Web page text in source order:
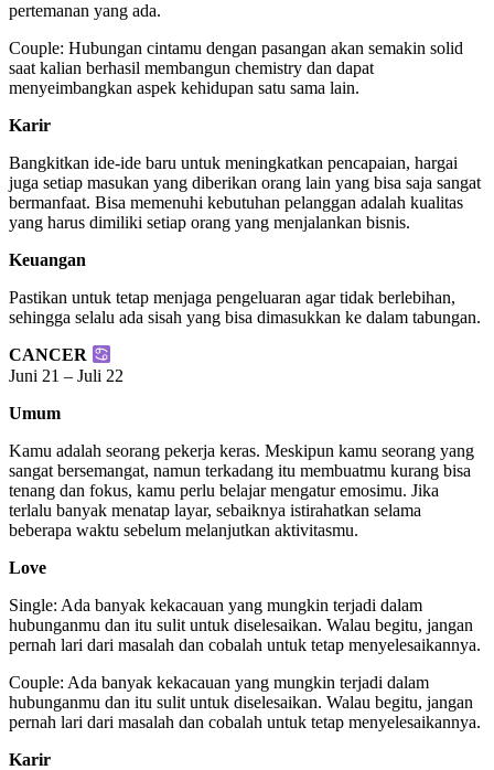
pertemanan yang ada.
Couple: Hubungan cintamu dengan pasangan akan semakin solid
saat kalian berhasil membangun chemistry dan dapat
menyeimbangkan aspek kehidupan satu sama lain.
Karir
Bangkitkan ide-ide baru untuk meningkatkan pencapaian, hargai
juga setiap masukan yang diberikan orang lain yang bisa saja sangat
bermanfaat. Bisa memenuhi kebutuhan pelanggan adalah kualitas
yang harus dimiliki setiap orang yang menjalankan bisnis.
Keuangan
Pastikan untuk tetap menjaga pengeluaran agar tidak berlebihan,
sehingga selalu ada sisah yang bisa dimasukkan ke dalam tabungan.
CANCER
Juni 21 – Juli 22
Umum
Kamu adalah seorang pekerja keras. Meskipun kamu seorang yang
sangat bersemangat, namun terkadang itu membuatmu kurang bisa
tenang dan fokus, kamu perlu belajar mengatur emosimu. Jika
terlalu banyak menatap layar, sebaiknya istirahatkan selama
beberapa waktu sebelum melanjutkan aktivitasmu.
Love
Single: Ada banyak kekacauan yang mungkin terjadi dalam
hubunganmu dan itu sulit untuk diselesaikan. Walau begitu, jangan
pernah lari dari masalah dan cobalah untuk tetap menyelesaikannya.
Couple: Ada banyak kekacauan yang mungkin terjadi dalam
hubunganmu dan itu sulit untuk diselesaikan. Walau begitu, jangan
pernah lari dari masalah dan cobalah untuk tetap menyelesaikannya.
Karir